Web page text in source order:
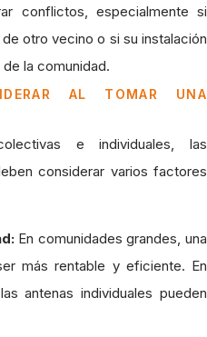
conflictos, especialmente si
otro vecino o si su instalación
la comunidad.
AL TOMAR UNA
e individuales, las
considerar varios factores
En comunidades grandes, una
más rentable y eficiente. En
antenas individuales pueden